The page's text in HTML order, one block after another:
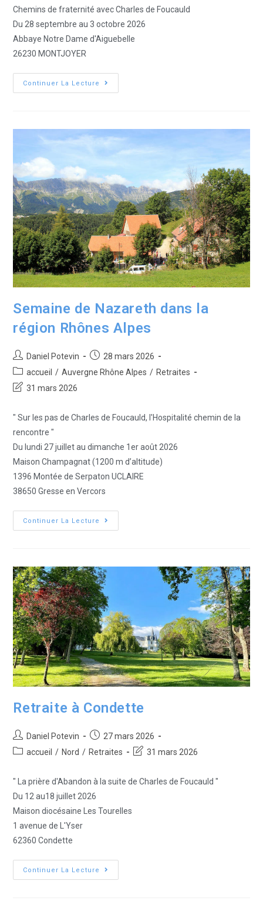
Chemins de fraternité avec Charles de Foucauld
Du 28 septembre au 3 octobre 2026
Abbaye Notre Dame d'Aiguebelle
26230 MONTJOYER
Continuer La Lecture
Semaine de Nazareth dans la
région Rhônes Alpes
Daniel Potevin
28 mars 2026
accueil / Auvergne Rhône Alpes / Retraites
31 mars 2026
" Sur les pas de Charles de Foucauld, l'Hospitalité chemin de la
rencontre "
Du lundi 27 juillet au dimanche 1er août 2026
Maison Champagnat (1200 m d’altitude)
1396 Montée de Serpaton UCLAIRE
38650 Gresse en Vercors
Continuer La Lecture
Retraite à Condette
Daniel Potevin
27 mars 2026
accueil / Nord / Retraites 31 mars 2026
" La prière d'Abandon à la suite de Charles de Foucauld "
Du 12 au18 juillet 2026
Maison diocésaine Les Tourelles
1 avenue de L'Yser
62360 Condette
Continuer La Lecture